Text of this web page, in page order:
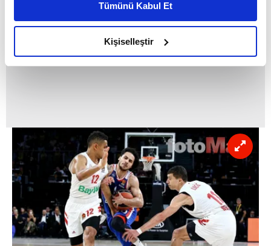
daha iyi reklam deneyimi yaşatabiliriz. Bunu yaparken
amacımızın size daha iyi bir reklam deneyimi sunmak
olduğunu ve sizlere en iyi içerikleri sunabilmek adına
elimizden gelen çabayı gösterdiğimizi ve bu noktada,
reklamların maliyetlerimizi karşılamak noktasında tek gelir
takdirde, kullanıcılara hedefli reklamlar
gösterilmeyecektir."
Sizlere daha iyi bir hizmet sunabilmek için İnternet
Sitemizde kendimize ve üçüncü kişilere ait çerezler
kullanılmaktadır. Bu çerezler vasıtasıyla çeşitli kişisel
verileriniz işlenmekte olup gerekli olan çerezler bilgi
toplumu hizmetlerinin sunulması amacıyla
kullanılmaktadır. Diğer çerezler, sitemizin daha işlevsel
Tümünü Kabul Et
Kişiselleştir